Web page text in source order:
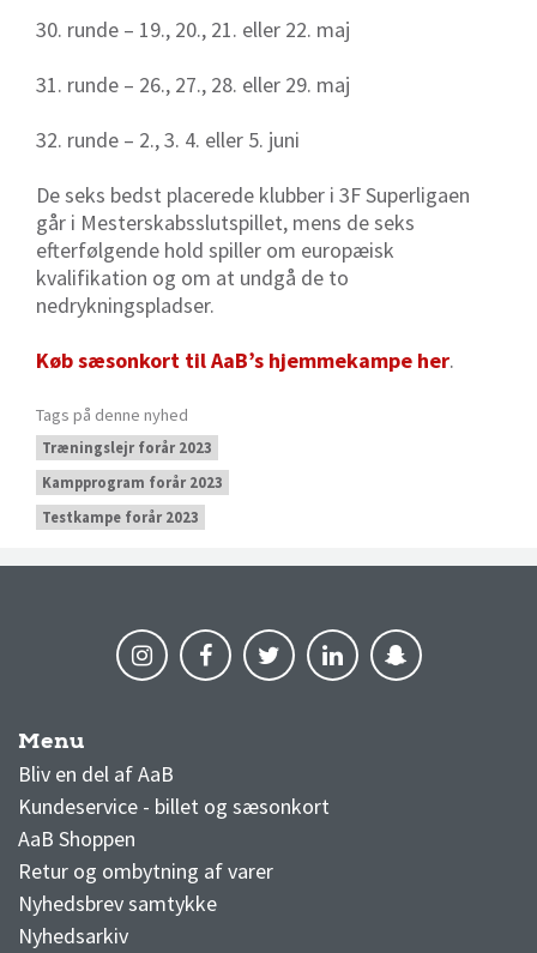
30. runde – 19., 20., 21. eller 22. maj
31. runde – 26., 27., 28. eller 29. maj
32. runde – 2., 3. 4. eller 5. juni
De seks bedst placerede klubber i 3F Superligaen
går i Mesterskabsslutspillet, mens de seks
efterfølgende hold spiller om europæisk
kvalifikation og om at undgå de to
nedrykningspladser.
Køb sæsonkort til AaB’s hjemmekampe her.
Tags på denne nyhed
Træningslejr forår 2023
Kampprogram forår 2023
Testkampe forår 2023
Menu
Bliv en del af AaB
Kundeservice - billet og sæsonkort
AaB Shoppen
Retur og ombytning af varer
Nyhedsbrev samtykke
Nyhedsarkiv